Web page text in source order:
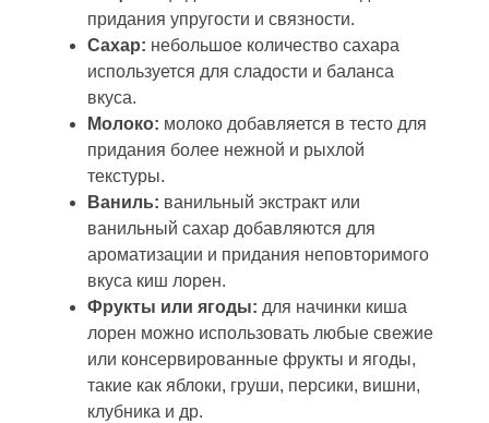
придания упругости и связности.
Сахар: небольшое количество сахара
используется для сладости и баланса
вкуса.
Молоко: молоко добавляется в тесто для
придания более нежной и рыхлой
текстуры.
Ваниль: ванильный экстракт или
ванильный сахар добавляются для
ароматизации и придания неповторимого
вкуса киш лорен.
Фрукты или ягоды: для начинки киша
лорен можно использовать любые свежие
или консервированные фрукты и ягоды,
такие как яблоки, груши, персики, вишни,
клубника и др.